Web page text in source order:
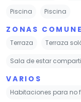
Piscina Piscina
ZONAS
Terraza Terraza
Sala de estar
VARIOS
Habitaciones para no